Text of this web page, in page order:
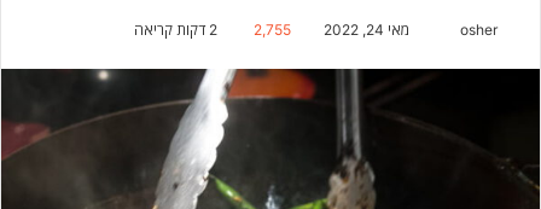
osher מאי 24, 2022 2,755